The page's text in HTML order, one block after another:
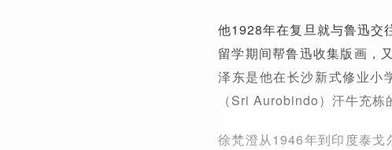
他1928年在复旦就与鲁迅交
留学期间帮鲁迅收集版画，
泽东是他在长沙新式修业小
（Sri Aurobindo）汗牛充栋
徐梵澄从1946年到印度泰